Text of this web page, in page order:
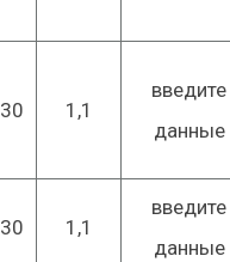
30 1,1
введите
данные
30 1,1
введите
данные